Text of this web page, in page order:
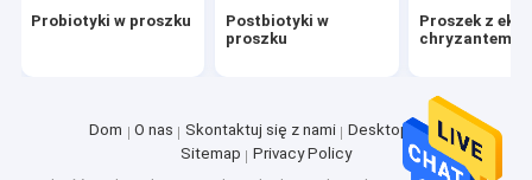
Probiotyki w proszku
Postbiotyki w
proszku
Proszek z
chryzantemy
Dom O nas Skontaktuj się z nami
Desktop Site
Sitemap
Privacy Policy